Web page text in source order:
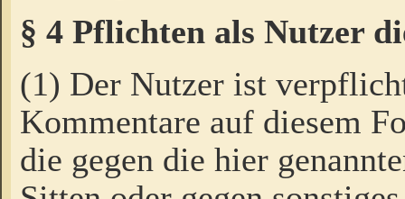
§ 4 Pflichten als Nutzer
(1) Der Nutzer ist
Kommentare auf diesem
die gegen die hier